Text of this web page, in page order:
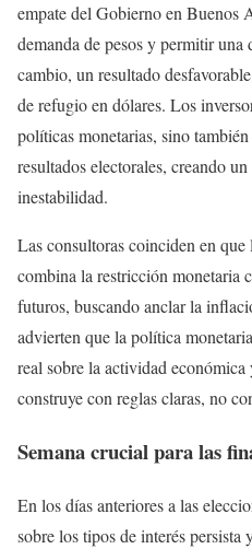
empate del Gobierno en Buenos
demanda de pesos y permitir una
cambio, un resultado
de refugio en dólares. Los
políticas monetarias, sino
resultados electorales, creando
inestabilidad.
Las consultoras coinciden en
combina la restricción monetaria
futuros, buscando anclar la
advierten que la política
real sobre la actividad
construye con reglas claras, no
Semana crucial para las
En los días anteriores a las
sobre los tipos de interés persista